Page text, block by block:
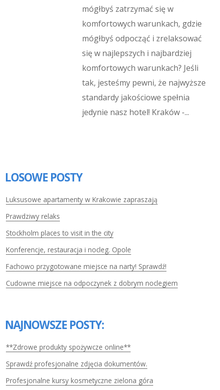
mógłbyś zatrzymać się w
komfortowych warunkach, gdzie
mógłbyś odpocząć i zrelaksować
się w najlepszych i najbardziej
komfortowych warunkach? Jeśli
tak, jesteśmy pewni, że najwyższe
standardy jakościowe spełnia
jedynie nasz hotel! Kraków -...
LOSOWE POSTY
Luksusowe apartamenty w Krakowie zapraszają
Prawdziwy relaks
Stockholm places to visit in the city
Konferencje, restauracja i nocleg. Opole
Fachowo przygotowane miejsce na narty! Sprawdź!
Cudowne miejsce na odpoczynek z dobrym noclegiem
NAJNOWSZE POSTY:
**Zdrowe produkty spożywcze online**
Sprawdź profesjonalne zdjęcia dokumentów.
Profesjonalne kursy kosmetyczne zielona góra